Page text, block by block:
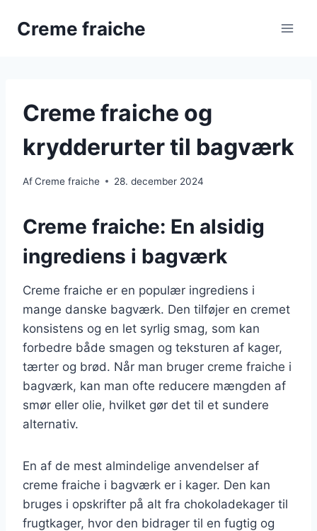
Creme fraiche
Creme fraiche og
krydderurter til bagværk
AfCreme fraiche 28. december 2024
Creme fraiche: En alsidig
ingrediens i bagværk
Creme fraiche er en populær ingrediens i
mange danske bagværk. Den tilføjer en cremet
konsistens og en let syrlig smag, som kan
forbedre både smagen og teksturen af kager,
tærter og brød. Når man bruger creme fraiche i
bagværk, kan man ofte reducere mængden af
smør eller olie, hvilket gør det til et sundere
alternativ.
En af de mest almindelige anvendelser af
creme fraiche i bagværk er i kager. Den kan
bruges i opskrifter på alt fra chokoladekager til
frugtkager, hvor den bidrager til en fugtig og